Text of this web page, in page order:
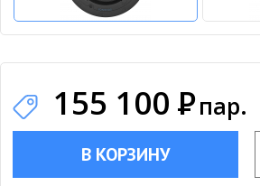
155 100 Рпар.
В КОРЗИНУ